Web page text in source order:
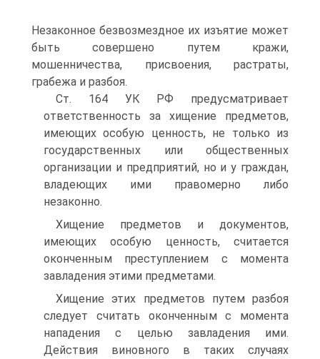
Незаконное безвозмездное их изъятие может
быть совершено путем кражи,
мошенничества, присвоения, растраты,
грабежа и разбоя.
Ст. 164 УК РФ предусматривает
ответственность за хищение предметов,
имеющих особую ценность, не только из
государственных или общественных
организации и предприятий, но и у граждан,
владеющих ими правомерно либо
незаконно.
Хищение предметов и документов,
имеющих особую ценность, считается
оконченным преступлением с момента
завладения этими предметами.
Хищение этих предметов путем разбоя
следует считать оконченным с момента
нападения с целью завладения ими.
Действия виновного в таких случаях